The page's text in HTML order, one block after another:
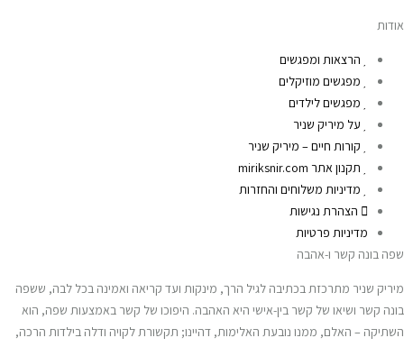
אודות
הרצאות ומפגשים
מפגשים מוזיקלים
מפגשים לילדים
על מיריק שניר
קורות חיים – מיריק שניר
תקנון אתר miriksnir.com
מדיניות משלוחים והחזרות
הצהרת נגישות
מדיניות פרטיות
שפה בונה קשר ו-אהבה
מיריק שניר מתרכזת בכתיבה לגיל הרך, מינקות ועד קריאה ואמינה בכל לבה, ששפה
בונה קשר ושיאו של קשר בין-אישי היא האהבה. היפוכו של קשר באמצעות שפה, הוא
השתיקה – האלם, ממנו נובעת האלימות, דהיינו; תקשורת לקויה ודלה בילדות הרכה,